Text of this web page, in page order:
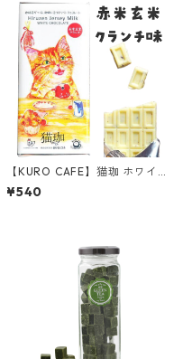
【KURO CAFE】猫珈 ホワイ
トチョコレート 赤米玄米クラ
ンチ 板チョコ 60g タブレッ
¥540